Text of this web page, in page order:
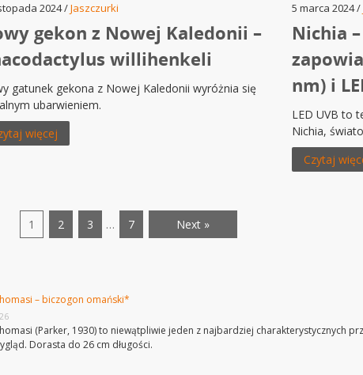
2024 /Jaszczurki
gekon z Nowej Kaledonii –
willihenkeli
gatunek gekona z Nowej Kaledonii wyróżnia się
ubarwieniem.
więcej
5 marca 2024 /
Nichia
nm) i
LED UVB to
Nichia,
Czytaj
1 2 3 … 7 Next »
– biczogon omański*
(Parker, 1930) to niewątpliwie jeden z najbardziej charakterystycznych
Dorasta do 26 cm długości.